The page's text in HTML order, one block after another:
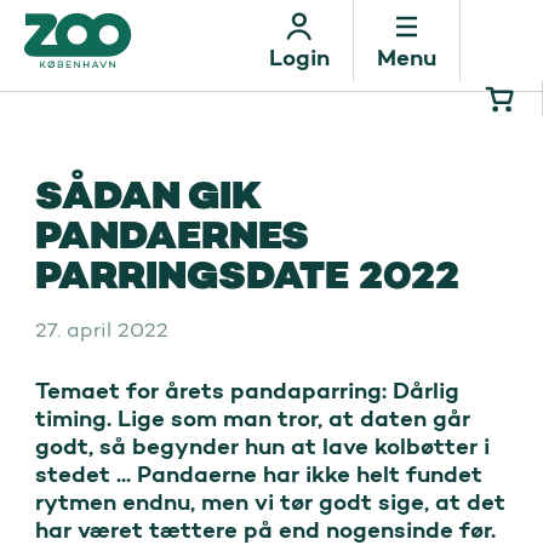
Menu
Login
SÅDAN GIK
PANDAERNES
PARRINGSDATE 2022
27. april 2022
Temaet for årets pandaparring: Dårlig
timing. Lige som man tror, at daten går
godt, så begynder hun at lave kolbøtter i
stedet ... Pandaerne har ikke helt fundet
rytmen endnu, men vi tør godt sige, at det
har været tættere på end nogensinde før.